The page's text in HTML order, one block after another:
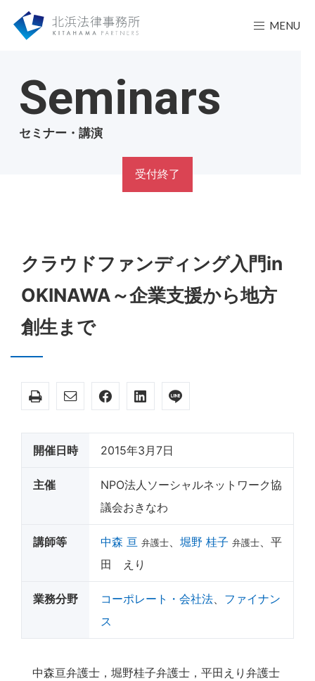
MENU
Seminars
セミナー・講演
受付終了
クラウドファンディング入門in
OKINAWA～企業支援から地方
創生まで
開催日時 2015年3月7日
主催
NPO法人ソーシャルネットワーク協
議会おきなわ
講師等 中森 亘 弁護士、 堀野 桂子 弁護士、平
田 えり
業務分野 コーポレート・会社法、 ファイナン
ス
中森亘弁護士，堀野桂子弁護士，平田えり弁護士